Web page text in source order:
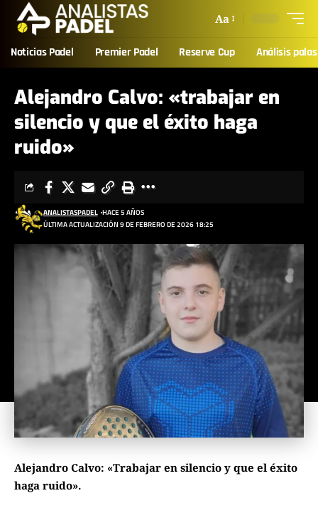
Aa
Noticias Padel Premier Padel Reserve Cup Análisis palas
Alejandro Calvo: «trabajar en
silencio y que el éxito haga
ruido»
ÚLTIMA ACTUALIZACIÓN 9 DE FEBRERO DE 2026 18:25
ANALISTASPADEL HACE 5 AÑOS
Alejandro Calvo: «Trabajar en silencio y que el éxito
haga ruido».